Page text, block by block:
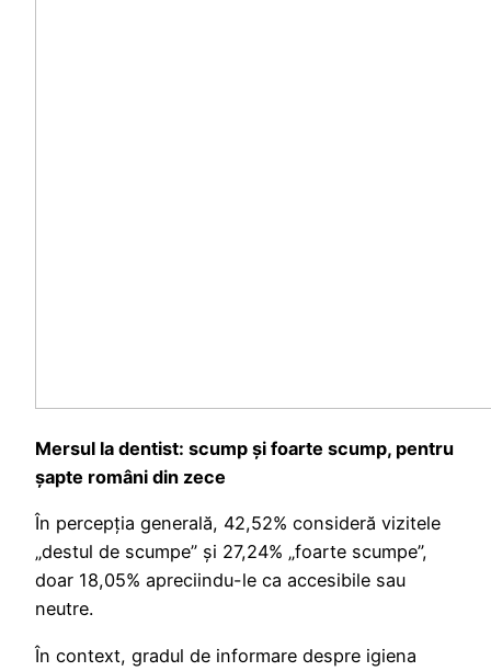
Mersul la dentist: scump și foarte scump, pentru
șapte români din zece
În percepția generală, 42,52% consideră vizitele
„destul de scumpe” și 27,24% „foarte scumpe”,
doar 18,05% apreciindu-le ca accesibile sau
neutre.
În context, gradul de informare despre igiena